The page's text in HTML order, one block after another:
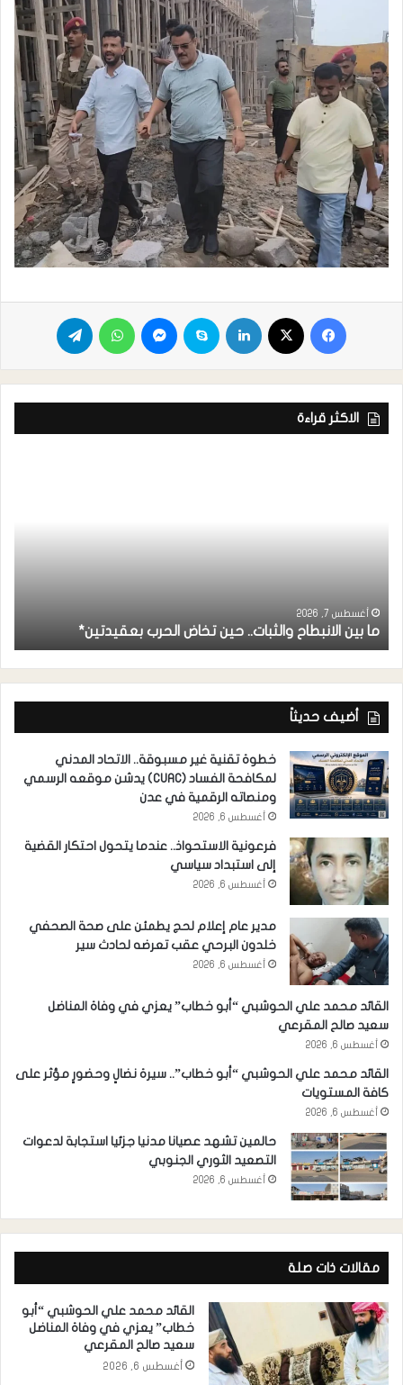
الاكثر قراءة
أغسطس 7, 2026
ما بين الانبطاح والثبات.. حين تخاض الحرب بعقيدتين*
أضيف حديثاً
خطوة تقنية غير مسبوقة.. الاتحاد المدني
لمكافحة الفساد (CUAC) يدشن موقعه الرسمي
ومنصاته الرقمية في عدن
أغسطس 6, 2026
فرعونية الاستحواذ.. عندما يتحول احتكار القضية
إلى استبداد سياسي
أغسطس 6, 2026
مدير عام إعلام لحج يطمئن على صحة الصحفي
خلدون البرحي عقب تعرضه لحادث سير
أغسطس 6, 2026
القائد محمد علي الحوشبي “أبو خطاب” يعزي في وفاة المناضل
سعيد صالح المقرعي
أغسطس 6, 2026
القائد محمد علي الحوشبي “أبو خطاب”.. سيرة نضالٍ وحضورٍ مؤثر على
كافة المستويات
أغسطس 6, 2026
حالمين تشهد عصيانا مدنيا جزئيا استجابة لدعوات
التصعيد الثوري الجنوبي
أغسطس 6, 2026
مقالات ذات صلة
القائد محمد علي الحوشبي “أبو
خطاب” يعزي في وفاة المناضل
سعيد صالح المقرعي
أغسطس 6, 2026